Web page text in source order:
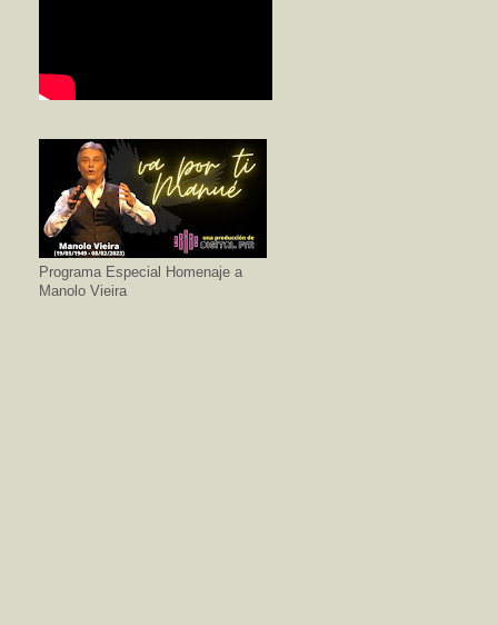
Programa Especial Homenaje a
Manolo Vieira